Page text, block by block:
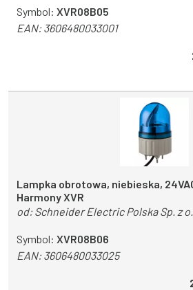
Symbol: XVR08B05
EAN:3606480033001
Lampka obrotowa, niebieska,
Harmony XVR
od:Schneider Electric Polska Sp. z
Symbol: XVR08B06
EAN:3606480033025